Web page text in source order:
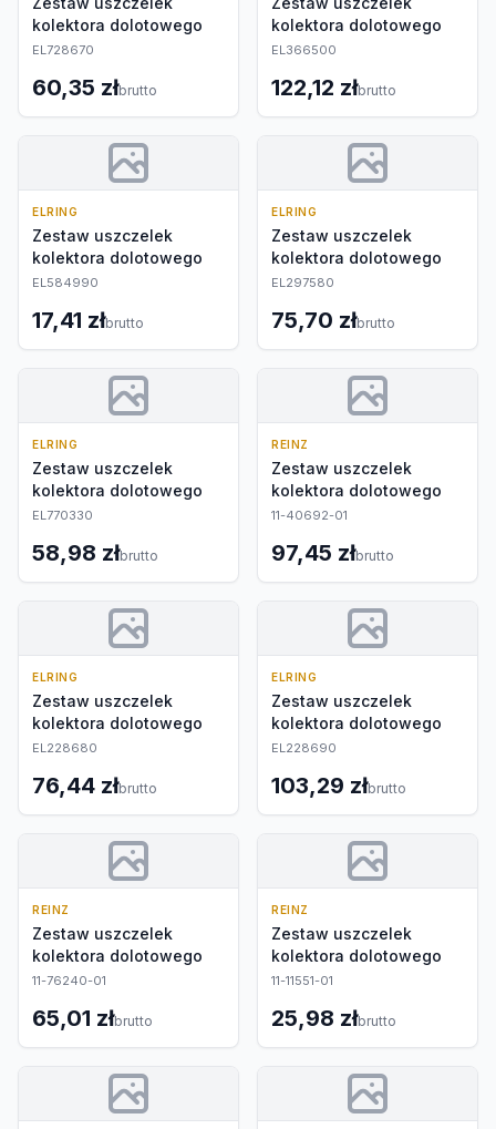
kolektora dolotowego
EL728670
60,35 złbrutto
kolektora dolotowego
EL366500
122,12 złbrutto
ELRING
Zestaw uszczelek
kolektora dolotowego
EL584990
17,41 złbrutto
ELRING
Zestaw uszczelek
kolektora dolotowego
EL297580
75,70 złbrutto
ELRING
Zestaw uszczelek
kolektora dolotowego
EL770330
58,98 złbrutto
REINZ
Zestaw uszczelek
kolektora dolotowego
11-40692-01
97,45 złbrutto
ELRING
Zestaw uszczelek
kolektora dolotowego
EL228680
76,44 złbrutto
ELRING
Zestaw uszczelek
kolektora dolotowego
EL228690
103,29 złbrutto
REINZ
Zestaw uszczelek
kolektora dolotowego
11-76240-01
65,01 złbrutto
REINZ
Zestaw uszczelek
kolektora dolotowego
11-11551-01
25,98 złbrutto